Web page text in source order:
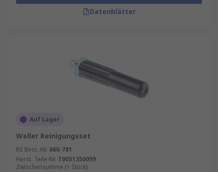
Datenblätter
Auf Lager
Weller Reinigungsset
RS Best.-Nr. 660-781
Herst. Teile-Nr. T0051350099
Zwischensumme (1 Stück)